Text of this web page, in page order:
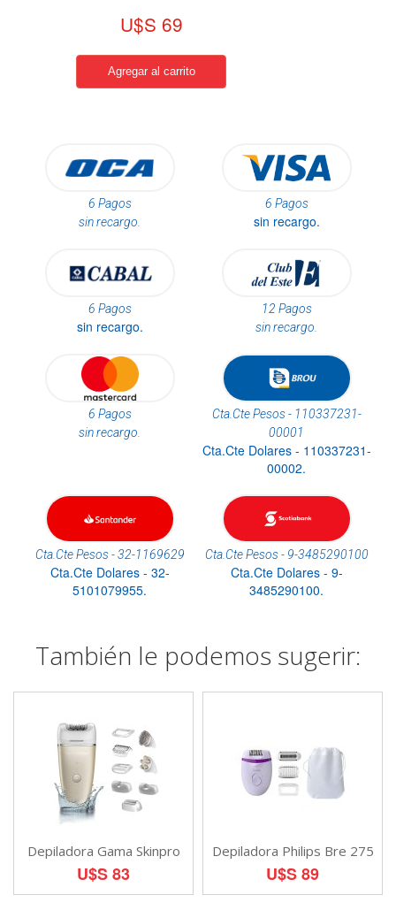
U$S 69
6 Pagos
sin recargo.
6 Pagos
sin recargo.
6 Pagos
sin recargo.
12 Pagos
sin recargo.
6 Pagos
sin recargo.
Cta.Cte Pesos - 110337231-
00001
Cta.Cte Dolares - 110337231-
00002.
Cta.Cte Pesos - 32-1169629
Cta.Cte Dolares - 32-
5101079955.
Cta.Cte Pesos - 9-3485290100
Cta.Cte Dolares - 9-
3485290100.
También le podemos sugerir:
Depiladora Gama Skinpro
U$S 83
Depiladora Philips Bre 275
U$S 89